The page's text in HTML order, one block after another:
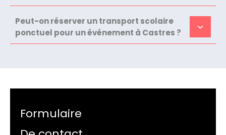
Peut-on réserver un transport scolaire
ponctuel pour un événement à Castres ?
Formulaire